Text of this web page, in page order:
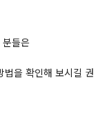
들은
법을 확인해 보시길 권